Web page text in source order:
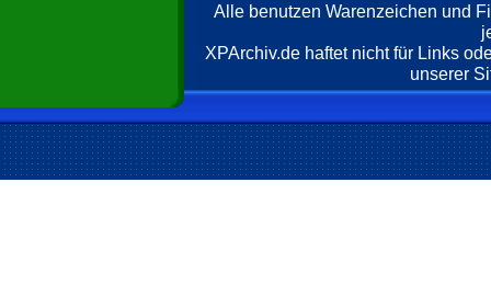
Alle benutzen Warenzeichen und
XPArchiv.de haftet nicht für Links
unserer